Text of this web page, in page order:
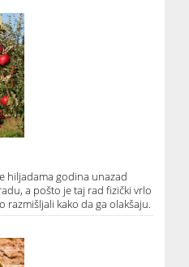
hiljadama godina unazad
a pošto je taj rad fizički vrlo
razmišljali kako da ga olakšaju.